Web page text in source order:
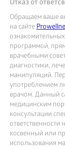
Отказ от
Обращаем ваше
на сайте
программой,
врачебными
диагностики,
манипуляций.
употреблением
врачом. Данный
медицинским
консультации
косвенный или
использования